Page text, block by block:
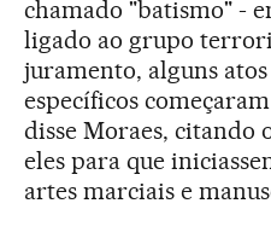
chamado "batismo" -
ligado ao grupo
juramento, alguns
específicos
disse Moraes, citando
eles para que
artes marciais e